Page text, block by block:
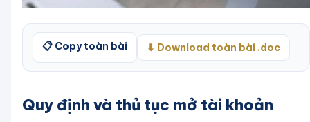
📋 Copy toàn bài ⬇ Download toàn bài .doc
Quy định và thủ tục mở tài khoản